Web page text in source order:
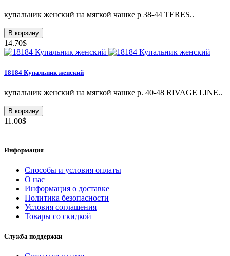
купальник женский на мягкой чашке p 38-44 TERES..
В корзину
14.70$
18184 Купальник женский
купальник женский на мягкой чашке р. 40-48 RIVAGE LINE..
В корзину
11.00$
Информация
Способы и условия оплаты
О нас
Информация о доставке
Политика безопасности
Условия соглашения
Товары со скидкой
Служба поддержки